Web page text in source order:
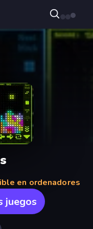
en ordenadores
juegos